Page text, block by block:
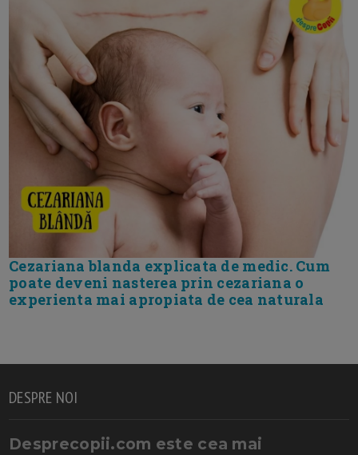
Cezariana blanda explicata de medic. Cum
poate deveni nasterea prin cezariana o
experienta mai apropiata de cea naturala
DESPRE NOI
Desprecopii.com este cea mai